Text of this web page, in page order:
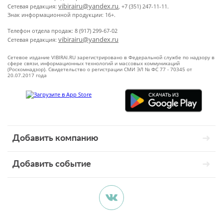
Сетевая редакция: vibirairu@yandex.ru, +7 (351) 247-11-11.
Знак информационной продукции: 16+.
Телефон отдела продаж: 8 (917) 299-67-02
Сетевая редакция: vibirairu@yandex.ru
Сетевое издание VIBIRAI.RU зарегистрировано в Федеральной службе по надзору в
сфере связи, информационных технологий и массовых коммуникаций
(Роскомнадзор). Свидетельство о регистрации СМИ ЭЛ № ФС 77 - 70345 от
20.07.2017 года
Добавить компанию
Добавить событие